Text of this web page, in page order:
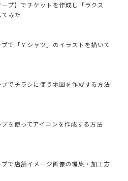
ープ】でチケットを作成し「ラクス
みた
で「Ｙシャツ」のイラストを描いて
でチラシに使う地図を作成する方法
を使ってアイコンを作成する方法
で店舗イメージ画像の編集・加工方